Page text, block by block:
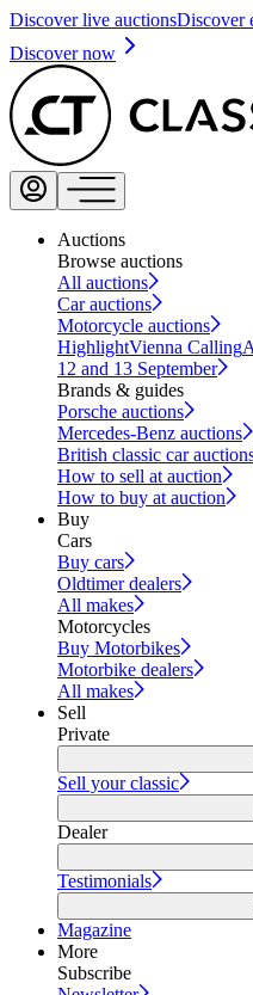
Discover live auctionsDiscover
Discover now
Auctions
Browse auctions
All auctions
Car auctions
Motorcycle auctions
HighlightVienna Calling
12 and 13 September
Brands & guides
Porsche auctions
Mercedes-Benz auctions
British classic car
How to sell at auction
How to buy at auction
Buy
Cars
Buy cars
Oldtimer dealers
All makes
Motorcycles
Buy Motorbikes
Motorbike dealers
All makes
Sell
Private
Sell your classic
Dealer
Testimonials
Magazine
More
Subscribe